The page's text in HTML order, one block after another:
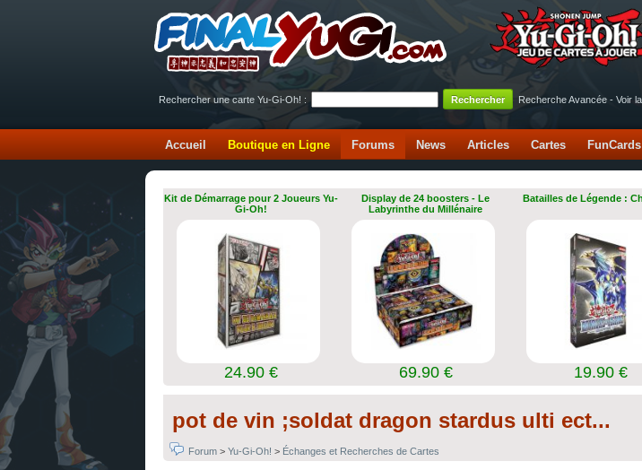
Rechercher une carte Yu-Gi-Oh! :
Recherche Avancée - Voir
Accueil Boutique en Ligne Forums News Articles Cartes FunCards
Kit de Démarrage pour 2 Joueurs Yu-
Gi-Oh!
24.90 €
Display de 24 boosters - Le
Labyrinthe du Millénaire
69.90 €
Batailles de Légende :
19.90 €
pot de vin ;soldat dragon stardus ulti ect...
Forum > Yu-Gi-Oh! > Échanges et Recherches de Cartes